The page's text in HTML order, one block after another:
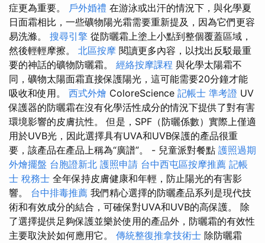
症更為重要。 戶外婚禮 在游泳或出汗的情況下，與化學夏
日面霜相比，一些礦物陽光霜需要重新提及，因為它們更容
易洗滌。 搜尋引擎 從防曬霜上塗上小點到整個覆蓋區域，
然後輕輕摩擦。 北區按摩 閱讀更多內容，以找出反駁最重
要的神話的礦物防曬霜。 經絡按摩課程 與化學太陽霜不
同，礦物太陽面霜直接保護陽光，這可能需要20分鐘才能
吸收和使用。 西式外燴 ColoreScience 記帳士 準考證 UV
保護器的防曬霜在沒有化學活性成分的情況下提供了對有害
環境影響的皮膚抗性。 但是，SPF（防曬係數）實際上僅適
用於UVB光，因此選擇具有UVA和UVB保護的產品很重
要，該產品在產品上稱為“廣譜”。 - 兒童派對餐點 護照過期
外燴擺盤 台胞證新北 護照申請 台中西屯區按摩推薦 記帳
士 稅務士 全年保持皮膚健康和年輕，防止陽光的有害影
響。 台中排毒推薦 我們精心選擇的防曬產品系列是現代技
術和有效成分的結合，可確保對UVA和UVB的高保護。 除
了選擇提供足夠保護並樂於使用的產品外，防曬霜的有效性
主要取決於如何應用它。 傳統整復推拿技術士 除防曬霜